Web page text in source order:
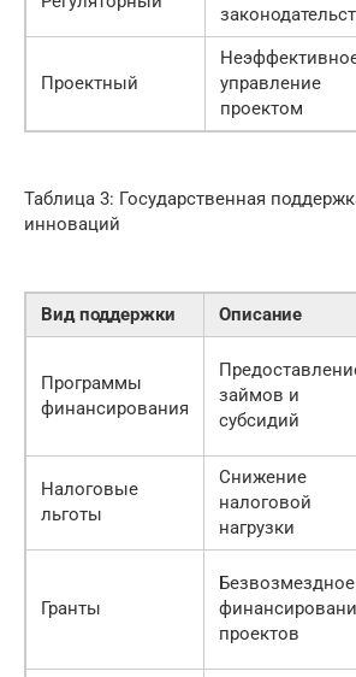
Проектный
управление
проектом
Таблица 3: Государственная
инноваций
Вид поддержки Описание
Программы
финансирования
займов и
субсидий
Налоговые
льготы
Снижение
налоговой
нагрузки
Гранты
Безвозмездное
проектов